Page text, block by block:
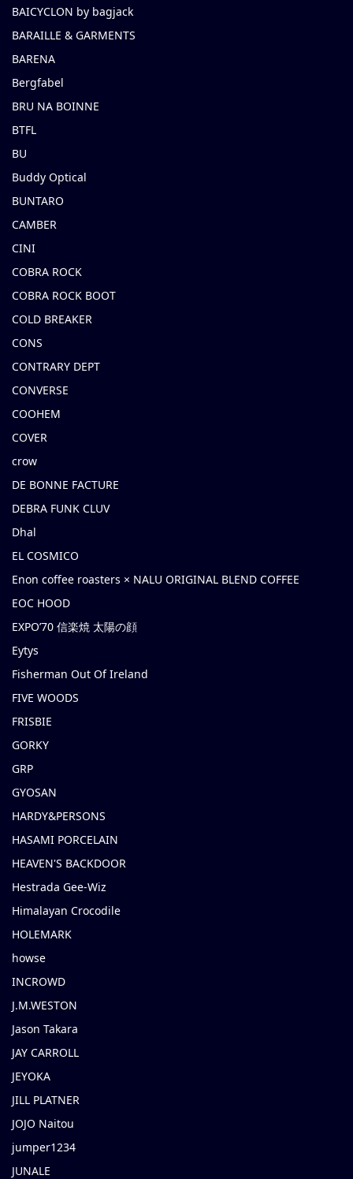
BAICYCLON by bagjack
BARAILLE & GARMENTS
BARENA
Bergfabel
BRU NA BOINNE
BTFL
BU
Buddy Optical
BUNTARO
CAMBER
CINI
COBRA ROCK
COBRA ROCK BOOT
COLD BREAKER
CONS
CONTRARY DEPT
CONVERSE
COOHEM
COVER
crow
DE BONNE FACTURE
DEBRA FUNK CLUV
Dhal
EL COSMICO
Enon coffee roasters × NALU ORIGINAL BLEND COFFEE
EOC HOOD
EXPO’70 信楽焼 太陽の顔
Eytys
Fisherman Out Of Ireland
FIVE WOODS
FRISBIE
GORKY
GRP
GYOSAN
HARDY&PERSONS
HASAMI PORCELAIN
HEAVEN'S BACKDOOR
Hestrada Gee-Wiz
Himalayan Crocodile
HOLEMARK
howse
INCROWD
J.M.WESTON
Jason Takara
JAY CARROLL
JEYOKA
JILL PLATNER
JOJO Naitou
jumper1234
JUNALE